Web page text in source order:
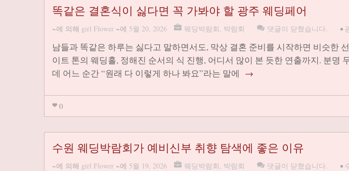
똑같은 결혼식이 싫다면 꼭 가봐야 할 광주 웨딩페어
~에 의해 girl Flower ~에 5월 20, 2026 웨딩박람회, 박람회 댓글이 닫혔습니다. •
남들과 똑같은 하루는 싫다고 말하면서도, 막상 결혼 준비를 시작하면 비슷한
이트 톤의 웨딩홀, 정해진 순서의 식 진행, 어디서 많이 본 듯한 연출까지. 분명
데 어느 순간 “원래 다 이렇게 하나 봐요”라는 말에 →
0
수원 웨딩박람회가 예비신부 취향 탐색에 좋은 이유
~에 의해 girl Flower ~에 5월 19, 2026 웨딩박람회, 박람회 댓글이 닫혔습니다. •